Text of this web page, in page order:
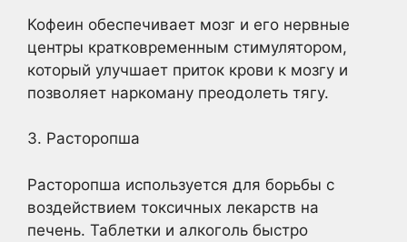
Кофеин обеспечивает мозг и его нервные
центры кратковременным стимулятором,
который улучшает приток крови к мозгу и
позволяет наркоману преодолеть тягу.
3. Расторопша
Расторопша используется для борьбы с
воздействием токсичных лекарств на
печень. Таблетки и алкоголь быстро